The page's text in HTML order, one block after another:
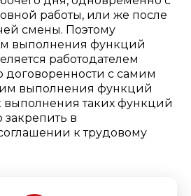
работы, или же после
смены. Поэтому
выполнения функций
работодателем
договоренности с самим
выполнения функций
выполнения таких функций
в
к трудовому